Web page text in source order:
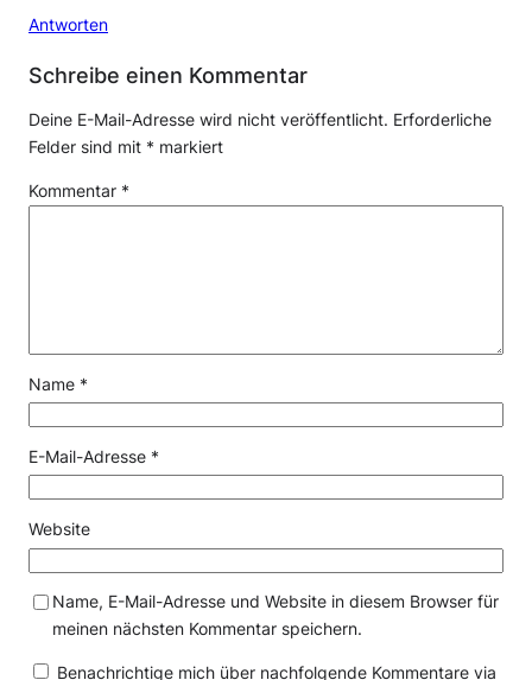
Antworten
Schreibe einen Kommentar
Deine E-Mail-Adresse wird nicht veröffentlicht. Erforderliche
Felder sind mit * markiert
Kommentar *
Name *
E-Mail-Adresse *
Website
Name, E-Mail-Adresse und Website in diesem Browser für
meinen nächsten Kommentar speichern.
Benachrichtige mich über nachfolgende Kommentare via